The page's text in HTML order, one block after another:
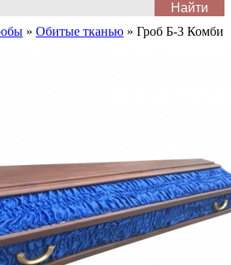
» Обитые тканью » Гроб Б-3 Комби